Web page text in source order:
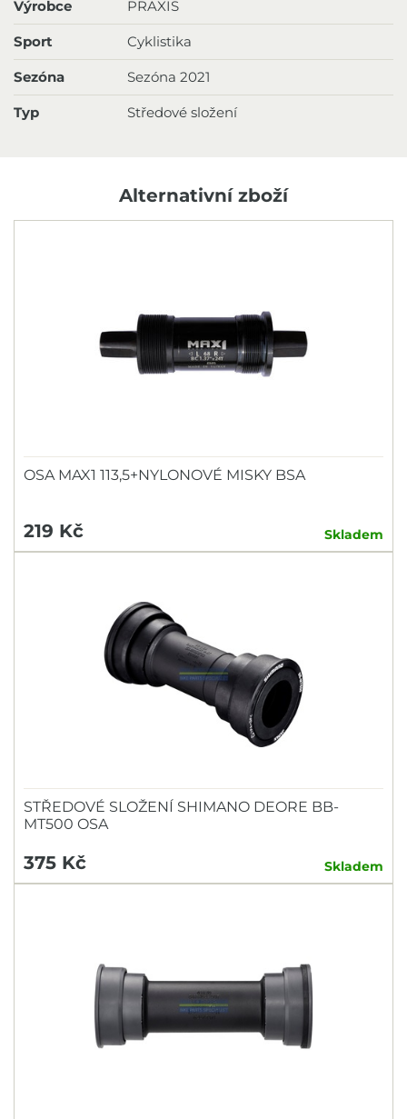
Výrobce PRAXIS
Sport Cyklistika
Sezóna Sezóna 2021
Typ Středové složení
Alternativní zboží
OSA MAX1 113,5+NYLONOVÉ MISKY BSA
219 Kč Skladem
STŘEDOVÉ SLOŽENÍ SHIMANO DEORE BB-
MT500 OSA
375 Kč Skladem